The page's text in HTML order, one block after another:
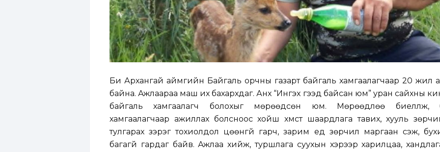
Би Архангай аймгийн Байгаль орчны газарт байгаль хамгаалагчаар 20 жил
байна. Ажлаараа маш их бахархдаг. Анх “Ингэх гээд байсан юм” уран сайхны
байгаль хамгаалагч болохыг мөрөөдсөн юм. Мөрөөдлөө биелүүлж,
хамгаалагчаар ажиллах болсноос хойш хүмүүст шаардлага тавих, хууль
тулгарах зэрэг тохиолдол цөөнгүй гарч, зарим үед зөрчил маргаан үүсэж,
багагүй гардаг байв. Ажлаа хийж, туршлага суухын хэрээр харилцаа,